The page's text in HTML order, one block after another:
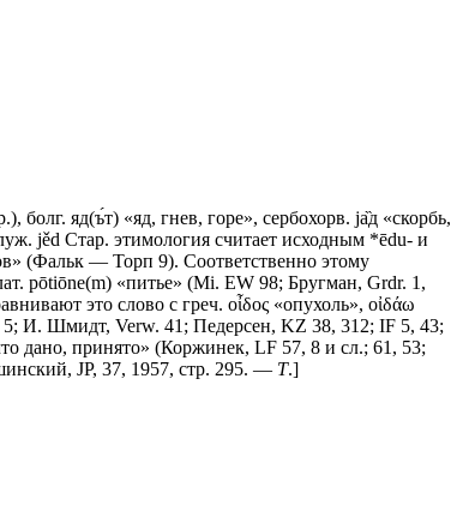
яд(ъ́т) «яд, гнев, горе», сербохорв. jа̏д «скорбь,
jěd Стар. этимология считает исходным *ēdu- и
(Фальк — Торп 9). Соответственно этому
pōtiōne(m) «питье» (Мi. ЕW 98; Бругман, Grdr. 1,
это слово с греч. οἶδος «опухоль», οἰδάω
5; И. Шмидт, Verw. 41; Педерсен, KZ 38, 312; IF 5, 43;
дано, принято» (Коржинек, LF 57, 8 и сл.; 61, 53;
JР, 37, 1957, стр. 295. — Т.]